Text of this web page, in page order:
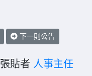
下一則公告
貼者 人事主任